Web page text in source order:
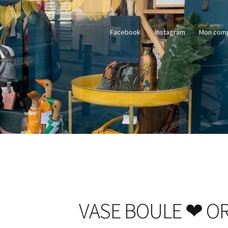
Facebook Instagram Mon
VASE BOULE ❤